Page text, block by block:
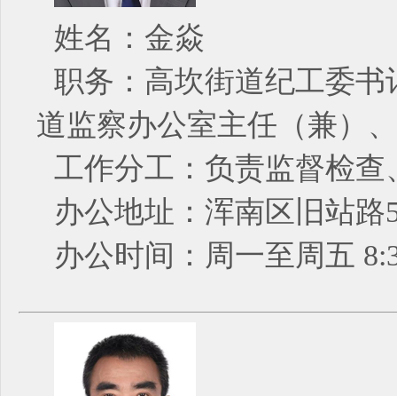
姓名：金焱
职务：高坎街道纪工委
道监察办公室主任（兼）
工作分工：负责监督检
办公地址：浑南区旧站路
办公时间：周一至周五